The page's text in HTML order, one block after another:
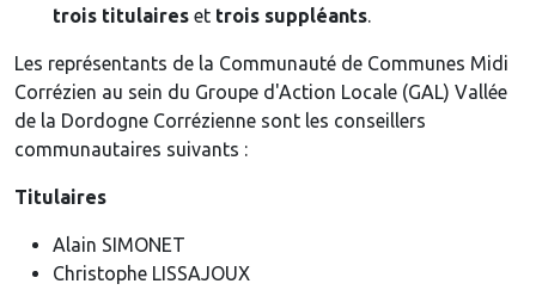
trois titulaires et trois suppléants.
Les représentants de la Communauté de Communes Midi
Corrézien au sein du Groupe d'Action Locale (GAL) Vallée
de la Dordogne Corrézienne sont les conseillers
communautaires suivants :
Titulaires
Alain SIMONET
Christophe LISSAJOUX